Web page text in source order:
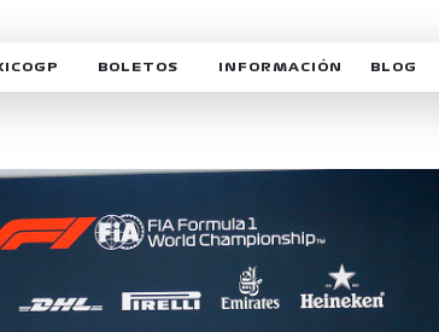
CON NOSOTROS
BOLETOS INFORMACIÓN
REFORESTEMOS JUNTOS
MOTORSPORT ACADEMY
BLOG